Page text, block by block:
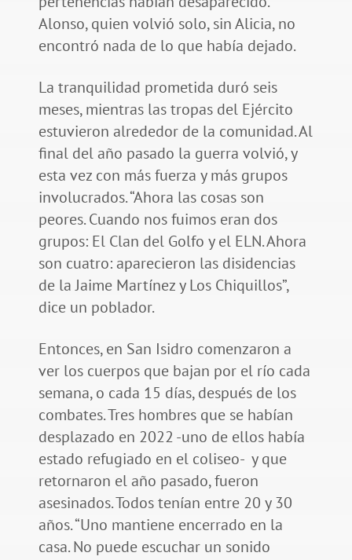
Alonso, quien volvió solo, sin Alicia, no
encontró nada de lo que había dejado.
La tranquilidad prometida duró seis
meses, mientras las tropas del Ejército
estuvieron alrededor de la comunidad. Al
final del año pasado la guerra volvió, y
esta vez con más fuerza y más grupos
involucrados. “Ahora las cosas son
peores. Cuando nos fuimos eran dos
grupos: El Clan del Golfo y el ELN. Ahora
son cuatro: aparecieron las disidencias
de la Jaime Martínez y Los Chiquillos”,
dice un poblador.
Entonces, en San Isidro comenzaron a
ver los cuerpos que bajan por el río cada
semana, o cada 15 días, después de los
combates. Tres hombres que se habían
desplazado en 2022 -uno de ellos había
estado refugiado en el coliseo- y que
retornaron el año pasado, fueron
asesinados. Todos tenían entre 20 y 30
años. “Uno mantiene encerrado en la
casa. No puede escuchar un sonido